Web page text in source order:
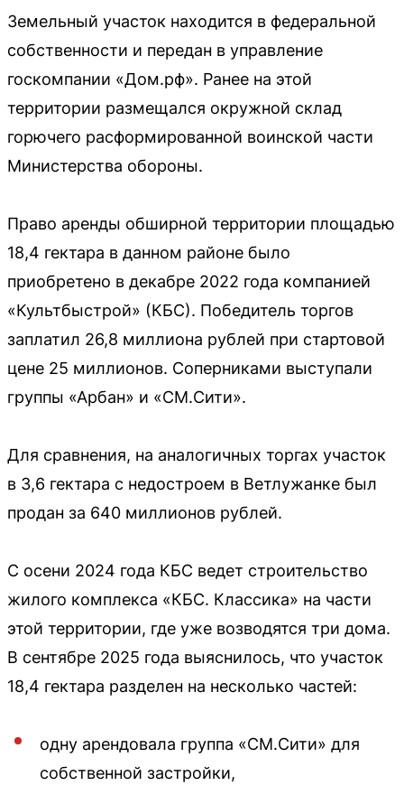
Земельный участок находится в федеральной
собственности и передан в управление
госкомпании «Дом.рф». Ранее на этой
территории размещался окружной склад
горючего расформированной воинской части
Министерства обороны.
Право аренды обширной территории площадью
18,4 гектара в данном районе было
приобретено в декабре 2022 года компанией
«Культбыстрой» (КБС). Победитель торгов
заплатил 26,8 миллиона рублей при стартовой
цене 25 миллионов. Соперниками выступали
группы «Арбан» и «СМ.Сити».
Для сравнения, на аналогичных торгах участок
в 3,6 гектара с недостроем в Ветлужанке был
продан за 640 миллионов рублей.
С осени 2024 года КБС ведет строительство
жилого комплекса «КБС. Классика» на части
этой территории, где уже возводятся три дома.
В сентябре 2025 года выяснилось, что участок
18,4 гектара разделен на несколько частей:
одну арендовала группа «СМ.Сити» для
собственной застройки,